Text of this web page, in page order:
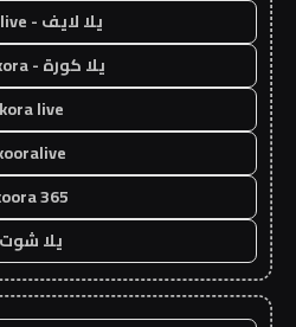
يلا لايف - yalla live
يلا كورة - yallakora
kora live
365
يلا شوت